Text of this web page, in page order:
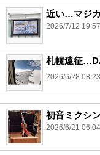
近い…マジ
2026/7/12 19:57
札幌遠征
2026/6/28 08:23
初音ミクシ
2026/6/21 06:04